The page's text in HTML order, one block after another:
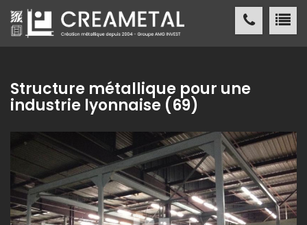
CREAMETAL Création métallique
CREAMETAL
FABRICATION MÉTALLIQUE
NOSRÉALISATIONS
NOSRÉFÉRENCES
Structure métallique pour une
industrie lyonnaise (69)